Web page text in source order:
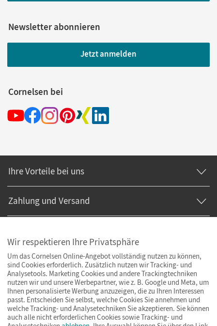
Newsletter abonnieren
Jetzt anmelden
Cornelsen bei
Ihre Vorteile bei uns
Zahlung und Versand
Wir respektieren Ihre Privatsphäre
Um das Cornelsen Online-Angebot vollständig nutzen zu können,
sind Cookies erforderlich. Zusätzlich nutzen wir Tracking- und
Analysetools. Marketing Cookies und andere Trackingtechniken
nutzen wir und unsere Werbepartner, wie z. B. Google und Meta, um
Ihnen personalisierte Werbung anzuzeigen, die zu Ihren Interessen
passt. Entscheiden Sie selbst, welche Cookies Sie annehmen und
welche Tracking- und Analysetechniken Sie akzeptieren. Sie können
auch alle nicht erforderlichen Cookies sowie Tracking- und